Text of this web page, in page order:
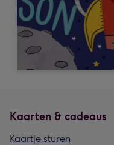
Kaarten & cadeaus
Kaartje sturen